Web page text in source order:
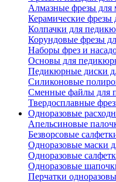
Алмазные фрезы
Керамические
Колпачки для
Корундовые фрезы
Наборы фрез и
Основы для
Педикюрные диски
Силиконовые
Сменные файлы для
Твердосплавные
Одноразовые
Апельсиновые
Безворсовые
Одноразовые маски
Одноразовые
Одноразовые
Перчатки